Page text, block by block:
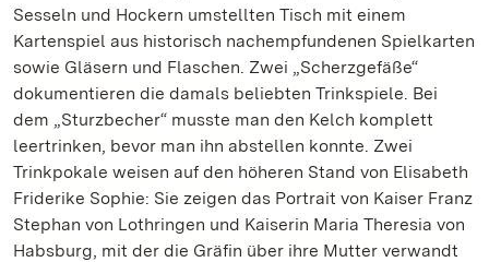
Sesseln und Hockern umstellten Tisch mit einem
Kartenspiel aus historisch nachempfundenen Spielkarten
sowie Gläsern und Flaschen. Zwei „Scherzgefäße“
dokumentieren die damals beliebten Trinkspiele. Bei
dem „Sturzbecher“ musste man den Kelch komplett
leertrinken, bevor man ihn abstellen konnte. Zwei
Trinkpokale weisen auf den höheren Stand von Elisabeth
Friderike Sophie: Sie zeigen das Portrait von Kaiser Franz
Stephan von Lothringen und Kaiserin Maria Theresia von
Habsburg, mit der die Gräfin über ihre Mutter verwandt